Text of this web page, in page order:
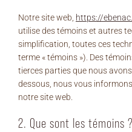
Soumission et achat
Support technique
Nous joindre
Notre site web, https://
utilise des témoins et autres
simplification, toutes ces
terme « témoins »). Des
tierces parties que nous
dessous, nous vous
notre site web.
2. Que sont les témoins ?